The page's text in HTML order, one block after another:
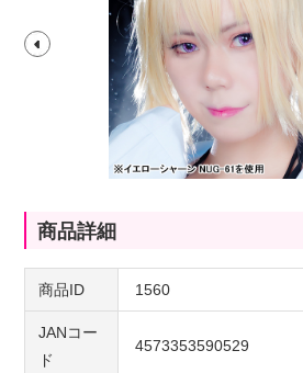
商品詳細
商品ID 1560
JANコー
ド
4573353590529